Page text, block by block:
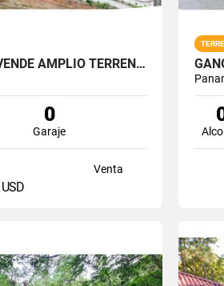
OPORTUNIDAD! SE VENDE AMPLIO TERRENO EN GREEN VALLEY
0
Garaje
Venta
USD